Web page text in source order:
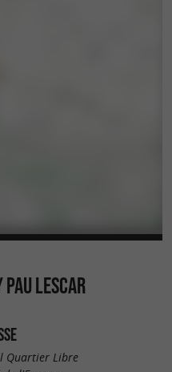
LESCAR
Quartier Libre